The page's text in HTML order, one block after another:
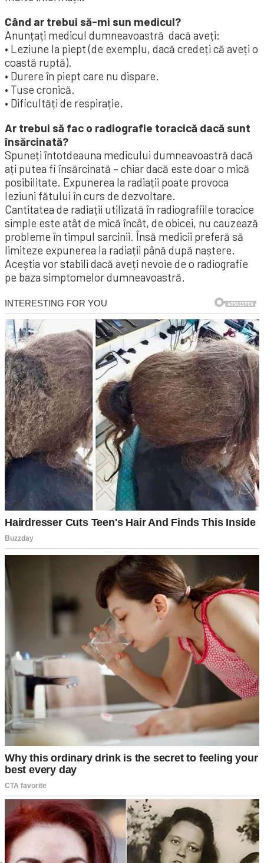
Când ar trebui să-mi sun medicul?
Anunțați medicul dumneavoastră dacă aveți:
• Leziune la piept (de exemplu, dacă credeți că aveți o
coastă ruptă).
• Durere în piept care nu dispare.
• Tuse cronică.
• Dificultăți de respirație.
Ar trebui să fac o radiografie toracică dacă sunt
însărcinată?
Spuneți întotdeauna medicului dumneavoastră dacă
ați putea fi însărcinată – chiar dacă este doar o mică
posibilitate. Expunerea la radiații poate provoca
leziuni fătului în curs de dezvoltare.
Cantitatea de radiații utilizată în radiografiile toracice
simple este atât de mică încât, de obicei, nu cauzează
probleme în timpul sarcinii. Însă medicii preferă să
limiteze expunerea la radiații până după naștere.
Aceștia vor stabili dacă aveți nevoie de o radiografie
pe baza simptomelor dumneavoastră.